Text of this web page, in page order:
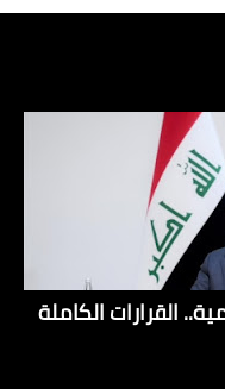
القرارات الكاملة